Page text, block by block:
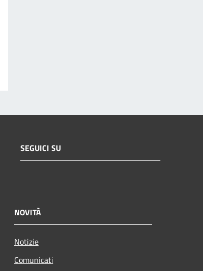
SEGUICI SU
NOVITÀ
Notizie
Comunicati